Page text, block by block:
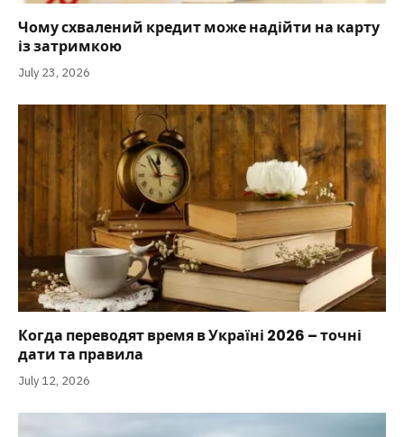
Чому схвалений кредит може надійти на карту
із затримкою
July 23, 2026
Когда переводят время в Україні 2026 – точні
дати та правила
July 12, 2026